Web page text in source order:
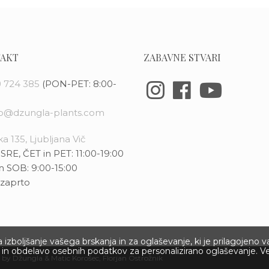
vašega brskanja in za oglaševanje, ki je prilagojeno
obdelavo osebnih podatkov za personalizirano oglaševanje.
724 385 (PON-PET: 8:00-
plants.com
135, Ljubljana Vič
ČET in PET: 11:00-19:00
SOB: 9:00-15:00
ZABAVNE STVARI
by Džungla & Matic Korošec , Florjan Ostrožnik